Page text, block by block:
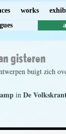
works
gisteren
buigt zich
in De